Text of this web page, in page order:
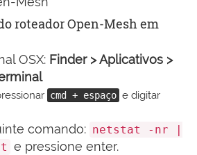
roteador Open-Mesh em
OSX: Finder > Aplicativos >
cmd + espaço e digitar
comando: netstat -nr |
e pressione enter.